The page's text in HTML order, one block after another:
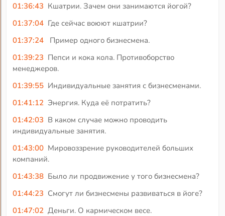
01:36:43 Кшатрии. Зачем они занимаются йогой?
01:37:04 Где сейчас воюют кшатрии?
01:37:24
Пример одного бизнесмена.
01:39:23 Пепси и кока кола. Противоборство
менеджеров.
01:39:55 Индивидуальные занятия с бизнесменами.
01:41:12 Энергия. Куда её потратить?
01:42:03 В каком случае можно проводить
индивидуальные занятия.
01:43:00 Мировоззрение руководителей больших
компаний.
01:43:38 Было ли продвижение у того бизнесмена?
01:44:23 Смогут ли бизнесмены развиваться в йоге?
01:47:02 Деньги. О кармическом весе.